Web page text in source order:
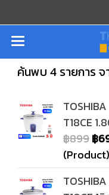
ค้นพบ 4 รายการ จ
T18CE
฿899฿
(Product)